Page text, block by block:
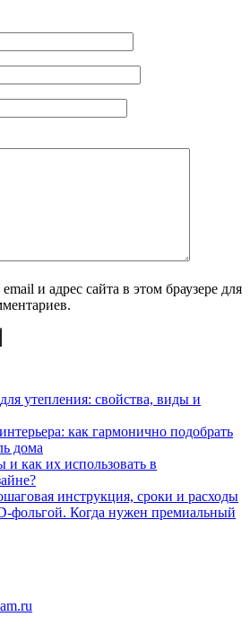
и адрес сайта в этом браузере для
утепления: свойства, виды и
как гармонично подобрать
дома
и как их использовать в
инструкция, сроки и расходы
фольгой. Когда нужен премиальный